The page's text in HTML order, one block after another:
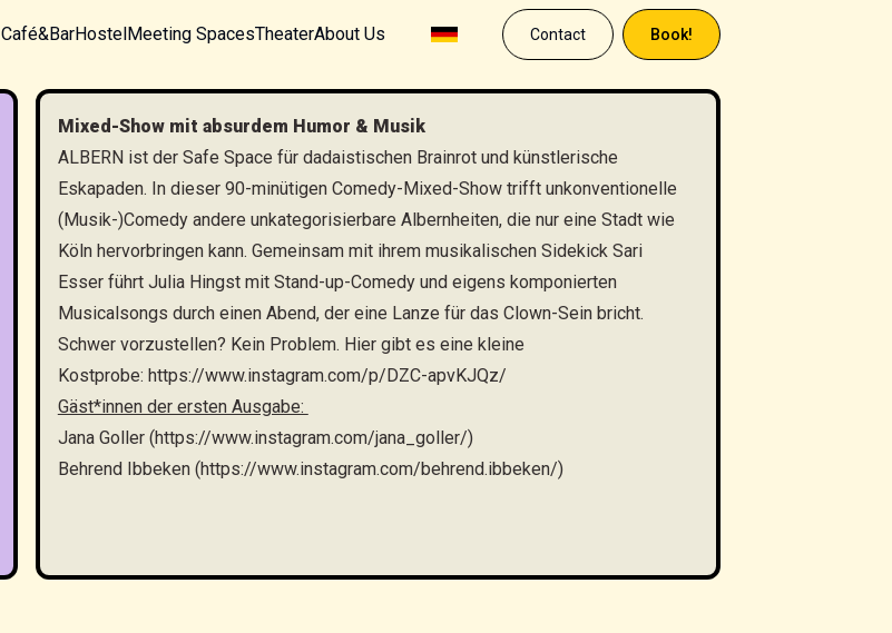
Café&BarHostelMeeting SpacesTheaterAbout Us Contact Book!
Mixed-Show mit absurdem Humor & Musik
ALBERN ist der Safe Space für dadaistischen Brainrot und künstlerische
Eskapaden. In dieser 90-minütigen Comedy-Mixed-Show trifft unkonventionelle
(Musik-)Comedy andere unkategorisierbare Albernheiten, die nur eine Stadt wie
Köln hervorbringen kann. Gemeinsam mit ihrem musikalischen Sidekick Sari
Esser führt Julia Hingst mit Stand-up-Comedy und eigens komponierten
Musicalsongs durch einen Abend, der eine Lanze für das Clown-Sein bricht.
Schwer vorzustellen? Kein Problem. Hier gibt es eine kleine
Kostprobe: https://www.instagram.com/p/DZC-apvKJQz/
Gäst*innen der ersten Ausgabe:
Jana Goller (https://www.instagram.com/jana_goller/)
Behrend Ibbeken (https://www.instagram.com/behrend.ibbeken/)